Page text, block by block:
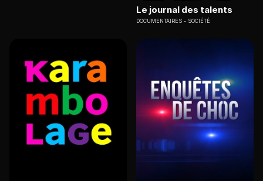
Le journal des talents
DOCUMENTAIRES SOCIÉTÉ